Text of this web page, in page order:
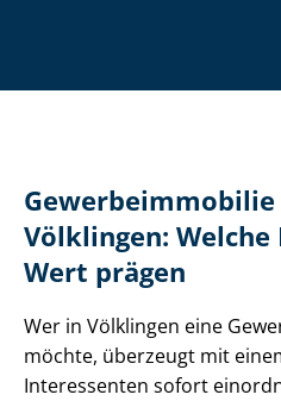
Völklingen:
Wert prägen
Wer in Völklingen eine
möchte, überzeugt mit
Interessenten sofort